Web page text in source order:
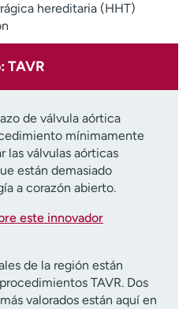
hereditaria (HHT)
TAVR
de válvula aórtica
mínimamente
las válvulas aórticas
están demasiado
a corazón abierto.
este innovador
de la región están
TAVR. Dos
valorados están aquí en